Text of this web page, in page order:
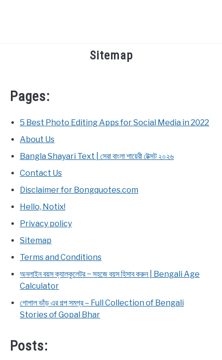
EDUCATIONAL
BENGALI WISHES
QUOTES & CAPTIONS
NEWS
BENGALI LYRICS
BENGALI NAMES
BENGALI STORIES
Sitemap
Pages:
5 Best Photo Editing Apps for Social Media in 2022
About Us
Bangla Shayari Text | সেরা বাংলা শায়েরী টেক্সট ২০২৬
Contact Us
Disclaimer for Bongquotes.com
Hello, Notix!
Privacy policy
Sitemap
Terms and Conditions
অনলাইন বয়স ক্যালকুলেটর ~ সহজে বয়স হিসাব করুন | Bengali Age
Calculator
গোপাল ভাঁড় এর গল্প সমগ্র – Full Collection of Bengali
Stories of Gopal Bhar
Posts: